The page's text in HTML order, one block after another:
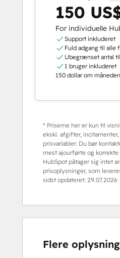
150
For individuelle
Support inkluderet
Fuld adgang til alle
Ubegrænset antal
1 bruger inkluderet
150 dollar om måneden
* Priserne her er kun til
ekskl. afgifter,
prisvariabler. Du bør
mest ajourførte og
HubSpot påtager sig intet
prisoplysninger, som
sidst opdateret: 29.07.2026
Flere